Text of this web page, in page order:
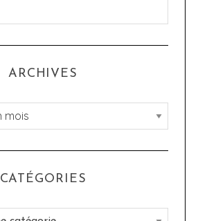
ARCHIVES
CATÉGORIES